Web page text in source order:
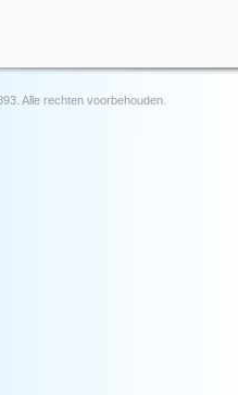
Alle rechten voorbehouden.